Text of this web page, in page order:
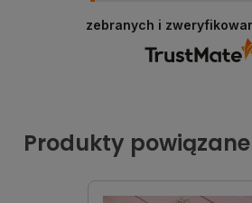
zebranych i
Produkty powiązane